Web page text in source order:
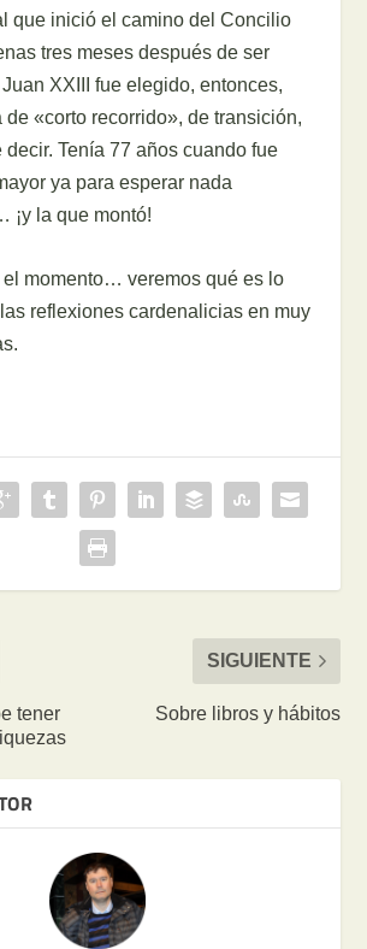
que inició el camino del Concilio
tres meses después de ser
XXIII fue elegido, entonces,
de «corto recorrido», de transición,
decir. Tenía 77 años cuando fue
ya para esperar nada
¡y la que montó!
el momento… veremos qué es lo
reflexiones cardenalicias en muy
tener
SIGUIENTE
Sobre libros y hábitos